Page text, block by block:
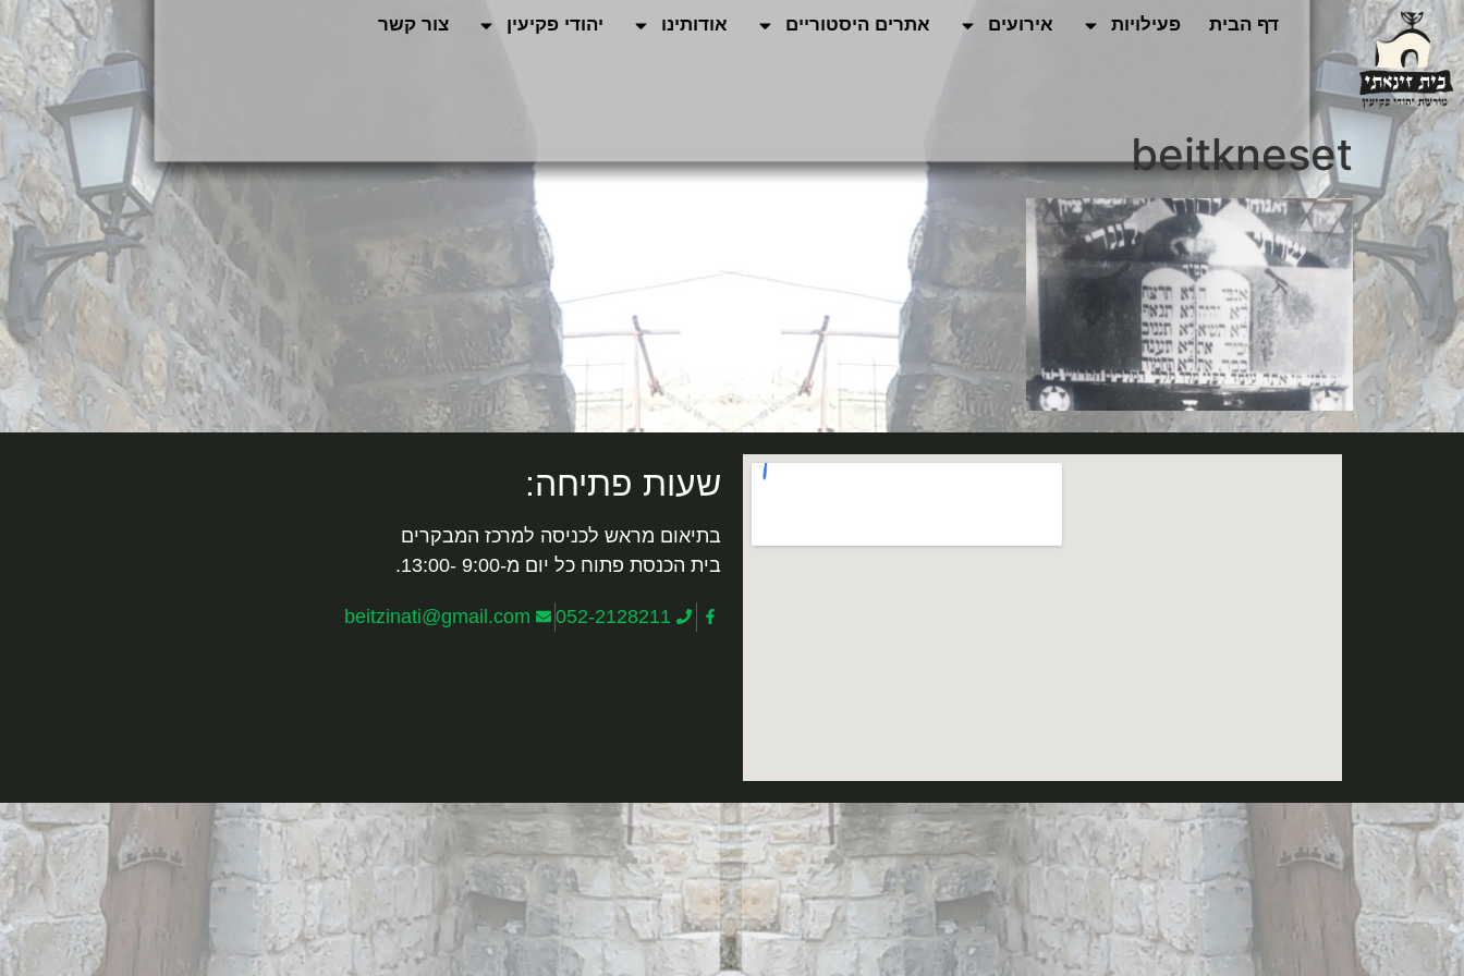
לתוכן
דף הבית פעילויות אירועים אתרים היסטוריים אודותינו יהודי פקיעין צור קשר
beitkneset
שעות פתיחה:
בתיאום מראש לכניסה למרכז המבקרים
בית הכנסת פתוח כל יום מ-9:00 -13:00.
052-2128211
beitzinati@gmail.com